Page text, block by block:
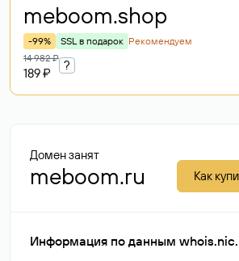
meboom.shop
-99% SSL в подарок Рекомендуем
14 982 ₽
189 ₽
?
Домен занят
meboom.ru Как
Информация по данным